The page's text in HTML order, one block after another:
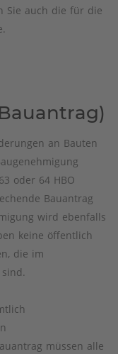
Sie auch die für die
an Bauten
oder 64 HBO
Bauantrag
wird ebenfalls
keine öffentlich
die im
müssen alle